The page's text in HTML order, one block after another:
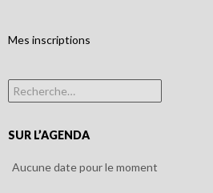
Mes inscriptions
Rechercher :
SUR L’AGENDA
Aucune date pour le moment